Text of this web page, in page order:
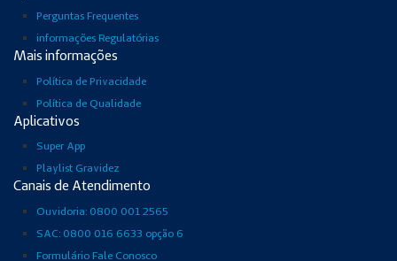
Perguntas Frequentes
informações Regulatórias
Mais informações
Política de Privacidade
Política de Qualidade
Aplicativos
Super App
Playlist Gravidez
Canais de Atendimento
Ouvidoria: 0800 001 2565
SAC: 0800 016 6633 opção 6
Formulário Fale Conosco